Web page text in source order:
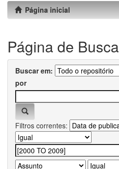
Página inicial
Página de Busca
Buscar em:
por
Filtros correntes: